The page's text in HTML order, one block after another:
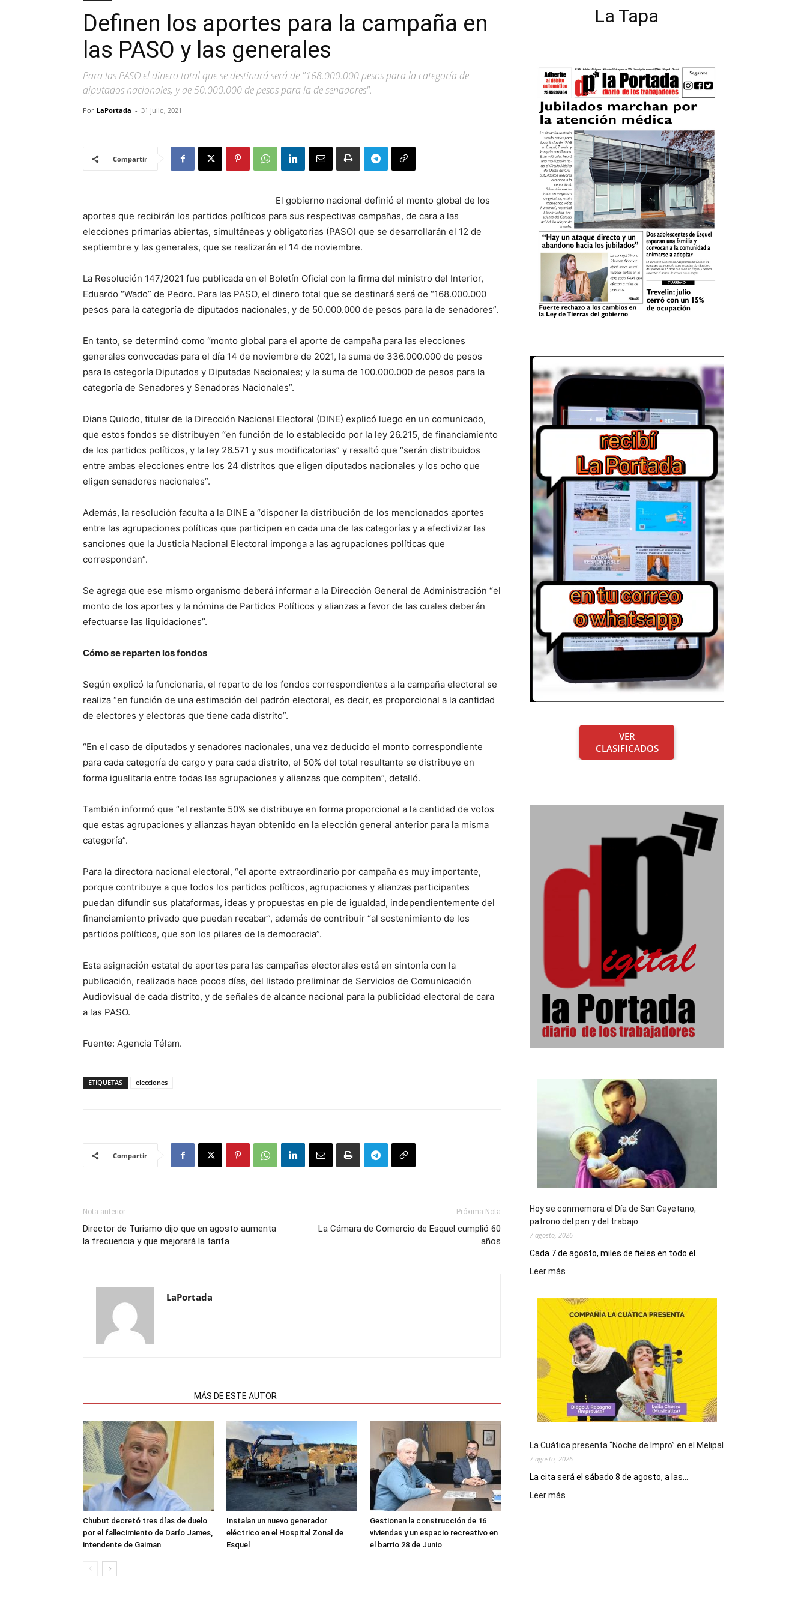
Definen los aportes para la campaña en
las PASO y las generales
Para las PASO el dinero total que se destinará será de "168.000.000 pesos para la categoría de
diputados nacionales, y de 50.000.000 de pesos para la de senadores".
Por LaPortada - 31 julio, 2021
Compartir
El gobierno nacional definió el monto global de los
aportes que recibirán los partidos políticos para sus respectivas campañas, de cara a las
elecciones primarias abiertas, simultáneas y obligatorias (PASO) que se desarrollarán el 12 de
septiembre y las generales, que se realizarán el 14 de noviembre.
La Resolución 147/2021 fue publicada en el Boletín Oficial con la firma del ministro del Interior,
Eduardo “Wado” de Pedro. Para las PASO, el dinero total que se destinará será de “168.000.000
pesos para la categoría de diputados nacionales, y de 50.000.000 de pesos para la de senadores”.
En tanto, se determinó como “monto global para el aporte de campaña para las elecciones
generales convocadas para el día 14 de noviembre de 2021, la suma de 336.000.000 de pesos
para la categoría Diputados y Diputadas Nacionales; y la suma de 100.000.000 de pesos para la
categoría de Senadores y Senadoras Nacionales”.
Diana Quiodo, titular de la Dirección Nacional Electoral (DINE) explicó luego en un comunicado,
que estos fondos se distribuyen “en función de lo establecido por la ley 26.215, de financiamiento
de los partidos políticos, y la ley 26.571 y sus modificatorias” y resaltó que “serán distribuidos
entre ambas elecciones entre los 24 distritos que eligen diputados nacionales y los ocho que
eligen senadores nacionales”.
Además, la resolución faculta a la DINE a “disponer la distribución de los mencionados aportes
entre las agrupaciones políticas que participen en cada una de las categorías y a efectivizar las
sanciones que la Justicia Nacional Electoral imponga a las agrupaciones políticas que
correspondan”.
Se agrega que ese mismo organismo deberá informar a la Dirección General de Administración “el
monto de los aportes y la nómina de Partidos Políticos y alianzas a favor de las cuales deberán
efectuarse las liquidaciones”.
Cómo se reparten los fondos
Según explicó la funcionaria, el reparto de los fondos correspondientes a la campaña electoral se
realiza “en función de una estimación del padrón electoral, es decir, es proporcional a la cantidad
de electores y electoras que tiene cada distrito”.
“En el caso de diputados y senadores nacionales, una vez deducido el monto correspondiente
para cada categoría de cargo y para cada distrito, el 50% del total resultante se distribuye en
forma igualitaria entre todas las agrupaciones y alianzas que compiten”, detalló.
También informó que “el restante 50% se distribuye en forma proporcional a la cantidad de votos
que estas agrupaciones y alianzas hayan obtenido en la elección general anterior para la misma
categoría”.
Para la directora nacional electoral, “el aporte extraordinario por campaña es muy importante,
porque contribuye a que todos los partidos políticos, agrupaciones y alianzas participantes
puedan difundir sus plataformas, ideas y propuestas en pie de igualdad, independientemente del
financiamiento privado que puedan recabar”, además de contribuir “al sostenimiento de los
partidos políticos, que son los pilares de la democracia”.
Esta asignación estatal de aportes para las campañas electorales está en sintonía con la
publicación, realizada hace pocos días, del listado preliminar de Servicios de Comunicación
Audiovisual de cada distrito, y de señales de alcance nacional para la publicidad electoral de cara
a las PASO.
Fuente: Agencia Télam.
ETIQUETAS elecciones
Compartir
Nota anterior
Director de Turismo dijo que en agosto aumenta
la frecuencia y que mejorará la tarifa
Próxima Nota
La Cámara de Comercio de Esquel cumplió 60
años
LaPortada
MÁS DE ESTE AUTOR
Chubut decretó tres días de duelo
por el fallecimiento de Darío James,
intendente de Gaiman
Instalan un nuevo generador
eléctrico en el Hospital Zonal de
Esquel
Gestionan la construcción de 16
viviendas y un espacio recreativo en
el barrio 28 de Junio
La Tapa
VER
CLASIFICADOS
Hoy se conmemora el Día de San Cayetano,
patrono del pan y del trabajo
7 agosto, 2026
Cada 7 de agosto, miles de fieles en todo el...
Leer más
conmemora
el
Día
de
San
Cayetano,
patrono
del
pan
y
trabajo
La Cuática presenta “Noche de Impro” en el Melipal
7 agosto, 2026
La cita será el sábado 8 de agosto, a las...
Leer más